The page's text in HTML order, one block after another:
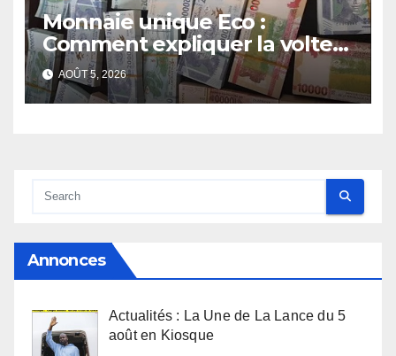
Monnaie unique Eco :
Comment expliquer la volte-
face de la Guinée
AOÛT 5, 2026
Annonces
Actualités : La Une de La Lance du 5
août en Kiosque